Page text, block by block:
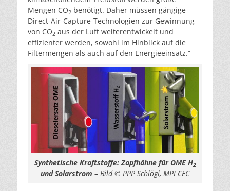
Mengen CO2 benötigt. Daher müssen gängige
Direct-Air-Capture-Technologien zur Gewinnung
von CO2 aus der Luft weiterentwickelt und
effizienter werden, sowohl im Hinblick auf die
Filtermengen als auch auf den Energieeinsatz.“
Synthetische Kraftstoffe: Zapfhähne für OME H2
und Solarstrom – Bild © PPP Schlögl, MPI CEC